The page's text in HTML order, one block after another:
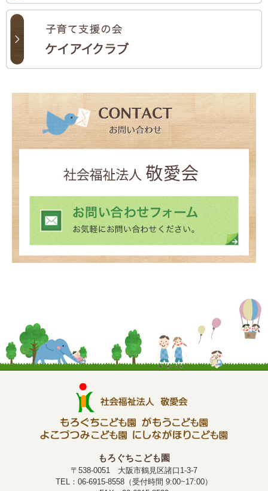
もろぐちこども園
〒538-0051 大阪市鶴見区諸口1-3-7
TEL：06-6915-8558（受付時間 9:00~17:00）